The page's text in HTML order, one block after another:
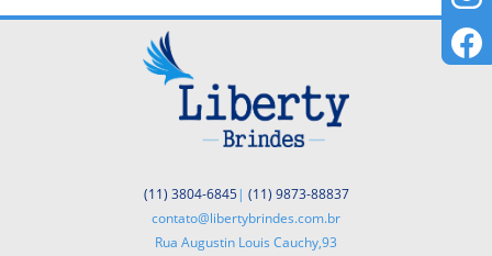
(11) 3804-6845| (11) 9873-88837
contato@libertybrindes.com.br
Rua Augustin Louis Cauchy,93